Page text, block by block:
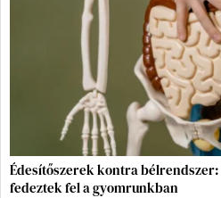
Édesítőszerek kontra
fedeztek fel a gyomrunkban